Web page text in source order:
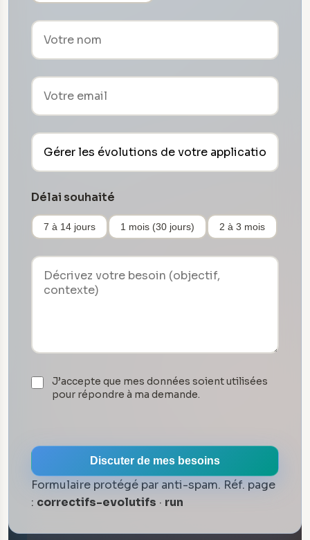
Délai souhaité
7 à 14 jours 1 mois (30 jours) 2 à 3 mois
J’accepte que mes données soient utilisées
pour répondre à ma demande.
Discuter de mes besoins
Formulaire protégé par anti-spam. Réf. page
: correctifs-evolutifs · run